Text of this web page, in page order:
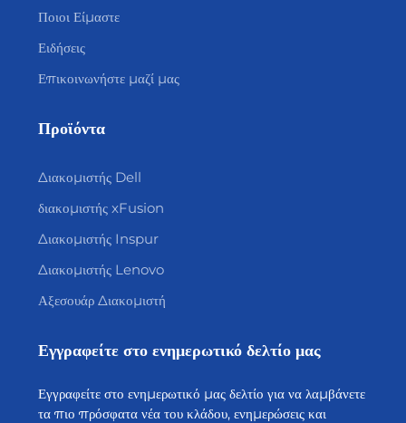
Ποιοι Είμαστε
Ειδήσεις
Επικοινωνήστε μαζί μας
Προϊόντα
Διακομιστής Dell
διακομιστής xFusion
Διακομιστής Inspur
Διακομιστής Lenovo
Αξεσουάρ Διακομιστή
Εγγραφείτε στο ενημερωτικό δελτίο μας
Εγγραφείτε στο ενημερωτικό μας δελτίο για να λαμβάνετε
τα πιο πρόσφατα νέα του κλάδου, ενημερώσεις και